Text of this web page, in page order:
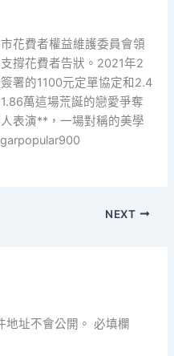
費者權益維護委員會領
撐花費者告狀。2021年2
署的1100元定單協定和2.4
萬這場荒誕的戀愛爭奪
表演**，一場對稱的美學
NEXT
址不會公開。 必填欄